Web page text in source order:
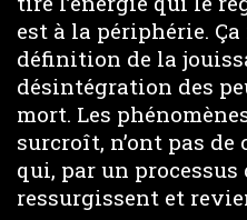
est à la périphérie.
définition de la
désintégration des
mort. Les
surcroît, n’ont pas
qui, par un
ressurgissent et